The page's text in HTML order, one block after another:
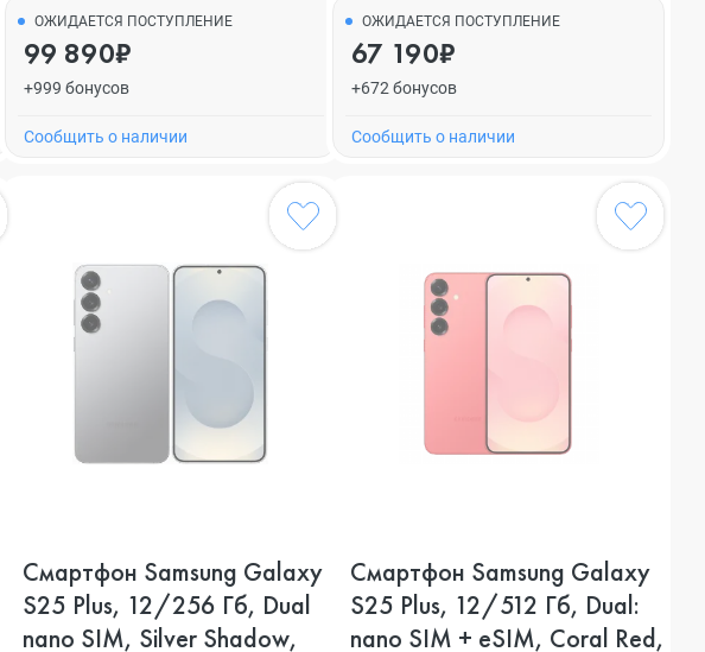
ОЖИДАЕТСЯ ПОСТУПЛЕНИЕ
99 890₽
+999 бонусов
Cообщить о наличии
ОЖИДАЕТСЯ ПОСТУПЛЕНИЕ
67 190₽
+672 бонусов
Cообщить о наличии
Смартфон Samsung Galaxy
S25 Plus, 12/256 Гб, Dual
nano SIM, Silver Shadow,
Смартфон Samsung Galaxy
S25 Plus, 12/512 Гб, Dual:
nano SIM + eSIM, Coral Red,